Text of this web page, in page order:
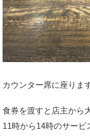
カウンター席に座りま
食券を渡すと店主から
11時から14時のサービ